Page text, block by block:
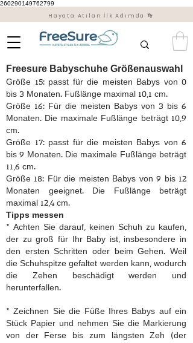
260290149762799
Hayata Atılan İlk Adımda 👣
Freesure Babyschuhe Größenauswahl
Größe 15: passt für die meisten Babys von 0
bis 3 Monaten. Fußlänge maximal 10,1 cm.
Größe 16: Für die meisten Babys von 3 bis 6
Monaten. Die maximale Fußlänge beträgt 10,9
cm.
Größe 17: passt für die meisten Babys von 6
bis 9 Monaten. Die maximale Fußlänge beträgt
11,6 cm.
Größe 18: Für die meisten Babys von 9 bis 12
Monaten geeignet. Die Fußlänge beträgt
maximal 12,4 cm.
Tipps messen
* Achten Sie darauf, keinen Schuh zu kaufen,
der zu groß für Ihr Baby ist, insbesondere in
den ersten Schritten oder beim Gehen. Weil
die Schuhspitze gefaltet werden kann, wodurch
die Zehen beschädigt werden und
herunterfallen.
* Zeichnen Sie die Füße Ihres Babys auf ein
Stück Papier und nehmen Sie die Markierung
von der Ferse bis zum längsten Zeh (der